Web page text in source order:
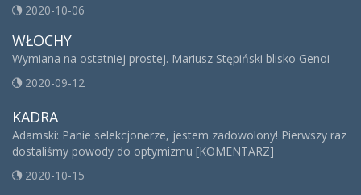
2020-10-06
WŁOCHY
Wymiana na ostatniej prostej. Mariusz Stępiński blisko Genoi
2020-09-12
KADRA
Adamski: Panie selekcjonerze, jestem zadowolony! Pierwszy raz
dostaliśmy powody do optymizmu [KOMENTARZ]
2020-10-15